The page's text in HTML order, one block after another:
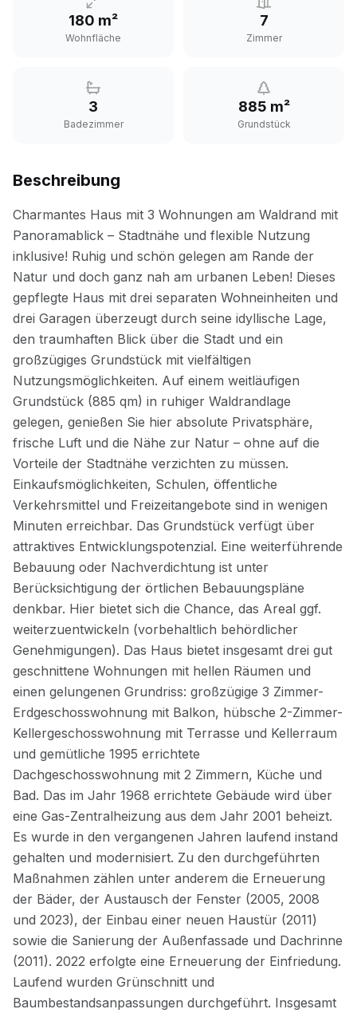
180 m²
Wohnfläche
7
Zimmer
3
Badezimmer
885 m²
Grundstück
Beschreibung